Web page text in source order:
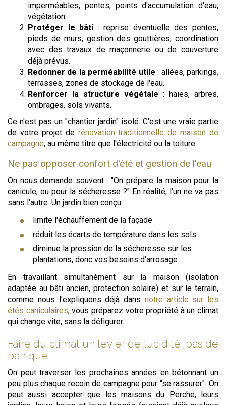
imperméables, pentes, points d'accumulation d'eau,
végétation.
Protéger le bâti : reprise éventuelle des pentes,
pieds de murs, gestion des gouttières, coordination
avec des travaux de maçonnerie ou de couverture
déjà prévus.
Redonner de la perméabilité utile : allées, parkings,
terrasses, zones de stockage de l'eau.
Renforcer la structure végétale : haies, arbres,
ombrages, sols vivants.
Ce n'est pas un "chantier jardin" isolé. C'est une vraie partie
de votre projet de rénovation traditionnelle de maison de
campagne, au même titre que l'électricité ou la toiture.
Ne pas opposer confort d'été et gestion de l'eau
On nous demande souvent : "On prépare la maison pour la
canicule, ou pour la sécheresse ?" En réalité, l'un ne va pas
sans l'autre. Un jardin bien conçu :
limite l'échauffement de la façade
réduit les écarts de température dans les sols
diminue la pression de la sécheresse sur les
plantations, donc vos besoins d'arrosage
En travaillant simultanément sur la maison (isolation
adaptée au bâti ancien, protection solaire) et sur le terrain,
comme nous l'expliquons déjà dans notre article sur les
étés caniculaires, vous préparez votre propriété à un climat
qui change vite, sans la défigurer.
Faire du climat un levier de lucidité, pas de
panique
On peut traverser les prochaines années en bétonnant un
peu plus chaque recoin de campagne pour "se rassurer". On
peut aussi accepter que les maisons du Perche, leurs